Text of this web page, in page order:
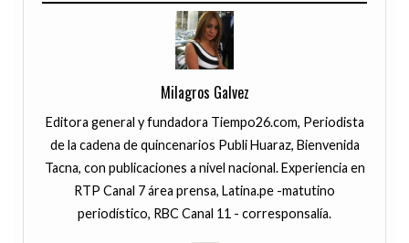
Milagros Galvez
Editora general y fundadora Tiempo26.com, Periodista
de la cadena de quincenarios Publi Huaraz, Bienvenida
Tacna, con publicaciones a nivel nacional. Experiencia en
RTP Canal 7 área prensa, Latina.pe -matutino
periodístico, RBC Canal 11 - corresponsalía.